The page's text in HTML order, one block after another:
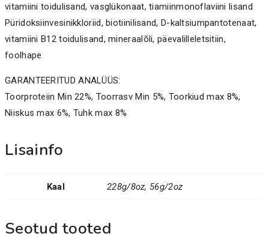
vitamiini toidulisand, vasglükonaat, tiamiinmonoflaviini lisand
Püridoksiinvesinikkloriid, biotiinilisand, D-kaltsiumpantotenaat,
vitamiini B12 toidulisand, mineraalõli, päevalilleletsitiin,
foolhape
GARANTEERITUD ANALÜÜS:
Toorproteiin Min 22%, Toorrasv Min 5%, Toorkiud max 8%,
Niiskus max 6%, Tuhk max 8%
Lisainfo
Kaal 228g/8oz, 56g/2oz
Seotud tooted